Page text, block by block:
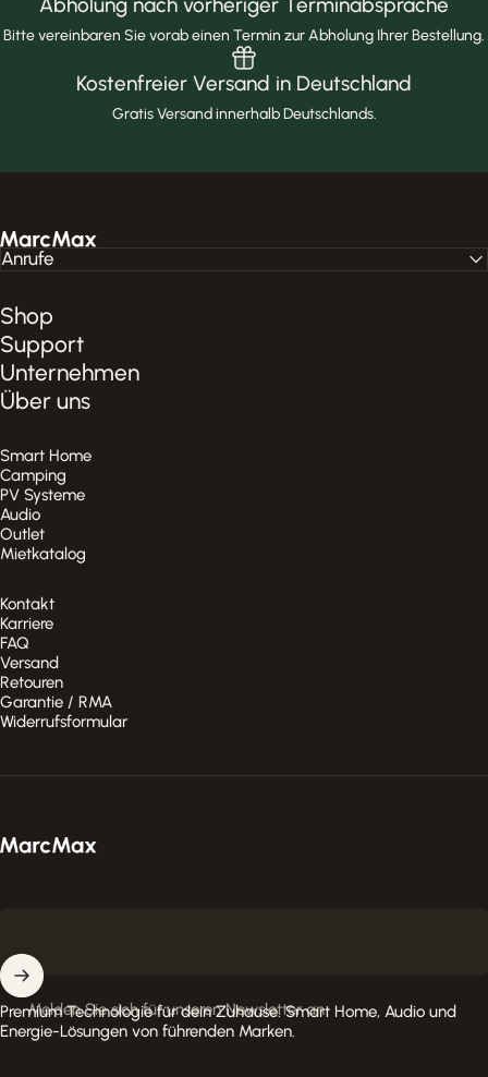
Bitte vereinbaren Sie vorab einen Termin zur Abholung Ihrer Bestellung.
Kostenfreier Versand in Deutschland
Gratis Versand innerhalb Deutschlands.
MarcMax Shop
Shop
Support
Unternehmen
Über uns
Smart Home
Camping
PV Systeme
Audio
Outlet
Mietkatalog
Kontakt
Karriere
FAQ
Versand
Retouren
Garantie / RMA
Widerrufsformular
Anrufe
MarcMax Shop
Melden Sie sich für unseren Newsletter an
Premium Technologie für dein Zuhause. Smart Home, Audio und
Energie-Lösungen von führenden Marken.